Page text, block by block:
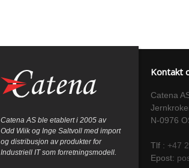
Kontakt
Catena
N-0976
Tlf : +47
Epost:
Catena AS ble etablert i 2005 av
Odd Wiik og Inge Saltvoll med import
og distribusjon av produkter for
Industriell IT som forretningsmodell.